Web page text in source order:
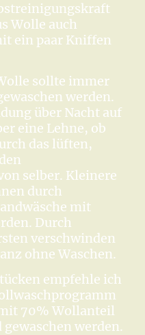
Wolle auch
ein paar Kniffen
sollte immer
werden.
über Nacht auf
eine Lehne, ob
das lüften,
selber. Kleinere
durch
mit
Durch
verschwinden
ohne Waschen.
empfehle ich
70% Wollanteil
werden.